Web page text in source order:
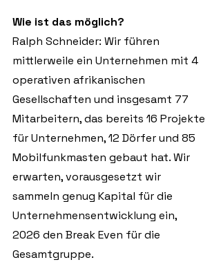
Wie ist das möglich?
Ralph Schneider: Wir führen
mittlerweile ein Unternehmen mit 4
operativen afrikanischen
Gesellschaften und insgesamt 77
Mitarbeitern, das bereits 16 Projekte
für Unternehmen, 12 Dörfer und 85
Mobilfunkmasten gebaut hat. Wir
erwarten, vorausgesetzt wir
sammeln genug Kapital für die
Unternehmensentwicklung ein,
2026 den Break Even für die
Gesamtgruppe.